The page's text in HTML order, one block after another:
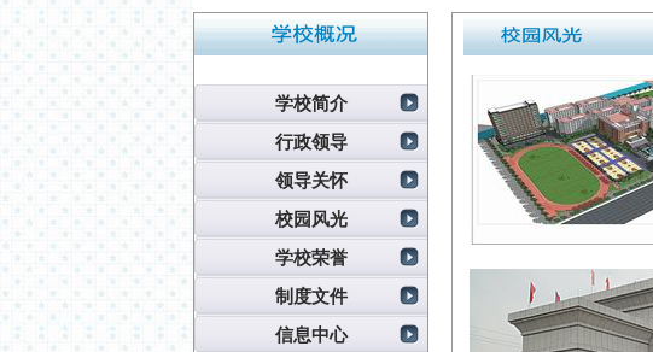
学校简介
行政领导
领导关怀
校园风光
学校荣誉
制度文件
信息中心